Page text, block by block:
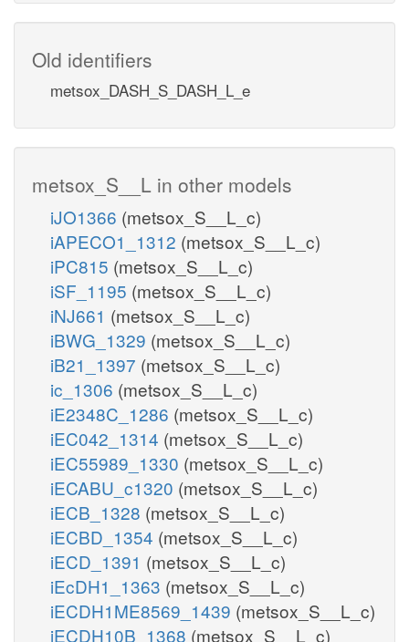
Old identifiers
metsox_DASH_S_DASH_L_e
metsox_S__L in other models
iJO1366 (metsox_S__L_c)
iAPECO1_1312 (metsox_S__L_c)
iPC815 (metsox_S__L_c)
iSF_1195 (metsox_S__L_c)
iNJ661 (metsox_S__L_c)
iBWG_1329 (metsox_S__L_c)
iB21_1397 (metsox_S__L_c)
ic_1306 (metsox_S__L_c)
iE2348C_1286 (metsox_S__L_c)
iEC042_1314 (metsox_S__L_c)
iEC55989_1330 (metsox_S__L_c)
iECABU_c1320 (metsox_S__L_c)
iECB_1328 (metsox_S__L_c)
iECBD_1354 (metsox_S__L_c)
iECD_1391 (metsox_S__L_c)
iEcDH1_1363 (metsox_S__L_c)
iECDH1ME8569_1439 (metsox_S__L_c)
iECDH10B_1368 (metsox_S__L_c)